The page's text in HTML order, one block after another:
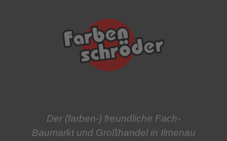
Der (farben-) freundliche Fach-
Baumarkt und Großhandel in Ilmenau